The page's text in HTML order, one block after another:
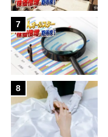
7
8